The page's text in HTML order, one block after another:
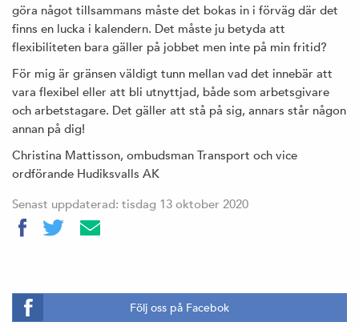
göra något tillsammans måste det bokas in i förväg där det
finns en lucka i kalendern. Det måste ju betyda att
flexibiliteten bara gäller på jobbet men inte på min fritid?
För mig är gränsen väldigt tunn mellan vad det innebär att
vara flexibel eller att bli utnyttjad, både som arbetsgivare
och arbetstagare. Det gäller att stå på sig, annars står någon
annan på dig!
Christina Mattisson, ombudsman Transport och vice
ordförande Hudiksvalls AK
Senast uppdaterad: tisdag 13 oktober 2020
Följ oss på Facebok